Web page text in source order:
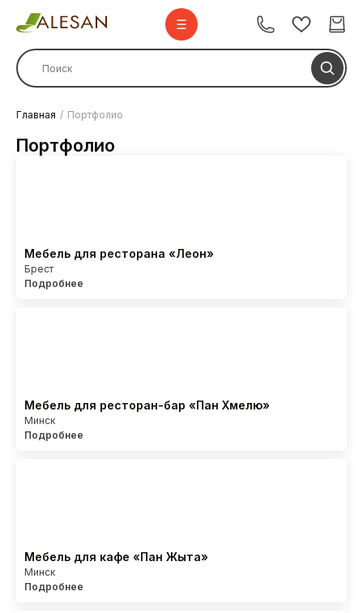
Стулья
Комплекты
О нас
HoReCa
Как связаться с нами?
Главная Портфолио
Портфолио
Мебель для ресторана «Леон»
Брест
Подробнее
Мебель для ресторан-бар «Пан Хмелю»
Минск
Подробнее
Мебель для кафе «Пан Жыта»
Минск
Подробнее